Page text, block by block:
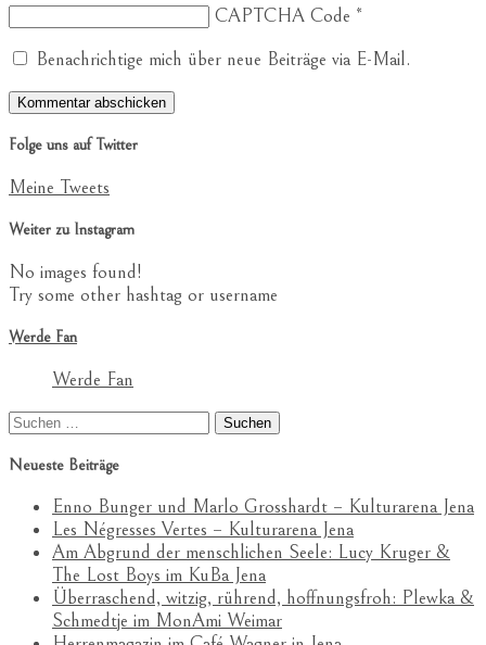
CAPTCHA Code *
Benachrichtige mich über neue Beiträge via E-Mail.
Folge uns auf Twitter
Meine Tweets
Weiter zu Instagram
No images found!
Try some other hashtag or username
Werde Fan
Werde Fan
Suchen
Neueste Beiträge
Enno Bunger und Marlo Grosshardt – Kulturarena Jena
Les Négresses Vertes – Kulturarena Jena
Am Abgrund der menschlichen Seele: Lucy Kruger &
The Lost Boys im KuBa Jena
Überraschend, witzig, rührend, hoffnungsfroh: Plewka &
Schmedtje im MonAmi Weimar